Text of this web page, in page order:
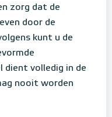
zorg dat de
door de
kunt u de
dient volledig in de
nooit worden